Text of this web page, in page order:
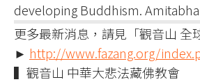
developing Buddhism.
更多最新消息，請見「觀音山 全
► http://www.fazang.org/
▍觀音山 中華大悲法藏佛教會